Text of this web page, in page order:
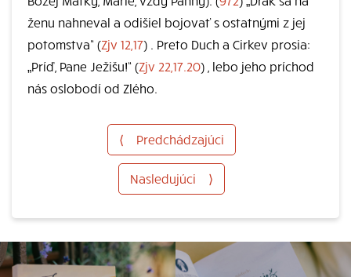
ženu nahneval a odišiel bojovať s ostatnými z jej
potomstva“ (Zjv 12,17) . Preto Duch a Cirkev prosia:
„Príď, Pane Ježišu!“ (Zjv 22,17.20) , lebo jeho príchod
nás oslobodí od Zlého.
⟨ Predchádzajúci
Nasledujúci ⟩